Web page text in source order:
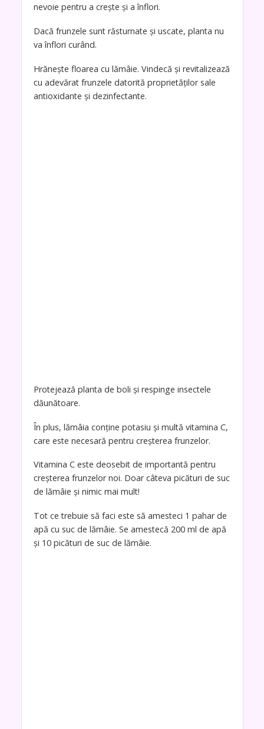
nevoie pentru a crește și a înflori.
Dacă frunzele sunt răsturnate și uscate, planta nu
va înflori curând.
Hrănește floarea cu lămâie. Vindecă și revitalizează
cu adevărat frunzele datorită proprietăților sale
antioxidante și dezinfectante.
Protejează planta de boli și respinge insectele
dăunătoare.
În plus, lămâia conține potasiu și multă vitamina C,
care este necesară pentru creșterea frunzelor.
Vitamina C este deosebit de importantă pentru
creșterea frunzelor noi. Doar câteva picături de suc
de lămâie și nimic mai mult!
Tot ce trebuie să faci este să amesteci 1 pahar de
apă cu suc de lămâie. Se amestecă 200 ml de apă
și 10 picături de suc de lămâie.